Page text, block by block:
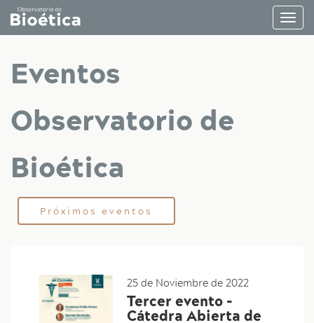
Pasar
contenido
Eventos
Observatorio de
Bioética
Próximos eventos
25 de Noviembre de 2022
Tercer evento -
Cátedra Abierta de